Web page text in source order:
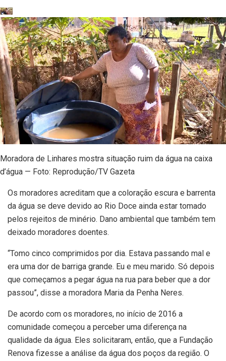
Moradora de Linhares mostra situação ruim da água na caixa
d’água — Foto: Reprodução/TV Gazeta
Os moradores acreditam que a coloração escura e barrenta
da água se deve devido ao Rio Doce ainda estar tomado
pelos rejeitos de minério. Dano ambiental que também tem
deixado moradores doentes.
“Tomo cinco comprimidos por dia. Estava passando mal e
era uma dor de barriga grande. Eu e meu marido. Só depois
que começamos a pegar água na rua para beber que a dor
passou”, disse a moradora Maria da Penha Neres.
De acordo com os moradores, no início de 2016 a
comunidade começou a perceber uma diferença na
qualidade da água. Eles solicitaram, então, que a Fundação
Renova fizesse a análise da água dos poços da região. O